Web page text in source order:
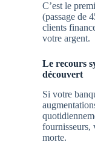
C’est le
(passage de
clients
votre argent.
Le recours
découvert
Si votre
fournisseurs,
morte.